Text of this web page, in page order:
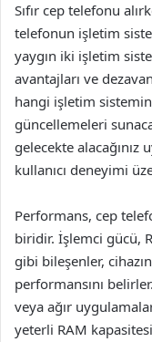
Sıfır cep telefonu
telefonun işletim
yaygın iki işletim
avantajları ve
hangi işletim
güncellemeleri
gelecekte
kullanıcı deneyimi
Performans, cep
biridir. İşlemci gücü,
gibi bileşenler,
performansını
veya ağır
yeterli RAM